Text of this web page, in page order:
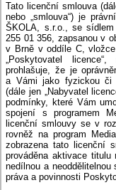
Tato licenční smlouva
nebo „smlouva“) je
ŠKOLA, s.r.o., se
255 01 356, zapsanou v
v Brně v oddíle C,
„Poskytovatel
prohlašuje, že je
a Vámi jako fyzickou či
(dále jen „Nabyvatel
podmínky, které Vám
spojení s programem
licenční smlouvy se v
rovněž na program
zobrazena tato licenční
prováděna aktivace
nedílnou a
práva a povinnosti